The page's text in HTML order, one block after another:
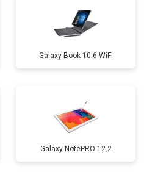
Galaxy Book 10.6 WiFi
Galaxy NotePRO 12.2